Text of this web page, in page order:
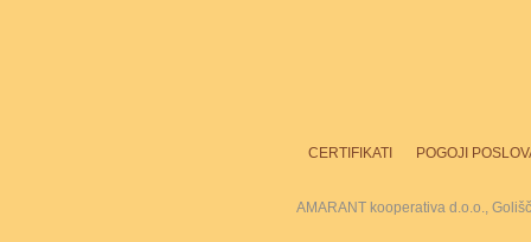
CERTIFIKATI POGOJI
AMARANT kooperativa d.o.o.,